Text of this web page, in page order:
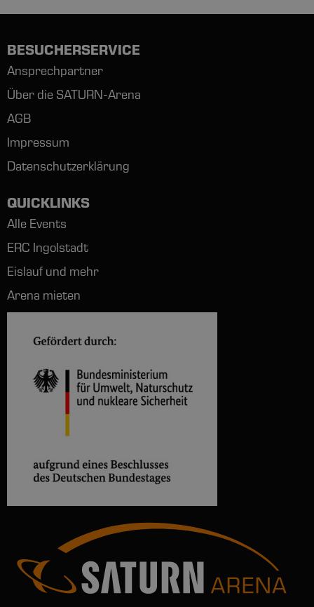
BESUCHERSERVICE
Ansprechpartner
Über die SATURN-Arena
AGB
Impressum
Datenschutzerklärung
QUICKLINKS
Alle Events
ERC Ingolstadt
Eislauf und mehr
Arena mieten